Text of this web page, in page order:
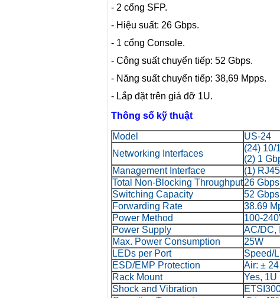
- 2 cổng SFP.
- Hiệu suất: 26 Gbps.
- 1 cổng Console.
- Công suất chuyển tiếp: 52 Gbps.
- Năng suất chuyển tiếp: 38,69 Mpps.
- Lắp đặt trên giá đỡ 1U.
Thông số kỹ thuật
Model
US-24
Networking Interfaces
(24) 10/
(2) 1
Management Interface
(1)
Total Non-Blocking Throughput26 Gbps
Switching Capacity
52 Gbps
Forwarding Rate
38.69
Power Method
100-
Power Supply
AC/DC,
Max. Power Consumption
25W
LEDs per Port
Speed/
ESD/EMP Protection
Air: ±
Rack Mount
Yes, 1U
Shock and Vibration